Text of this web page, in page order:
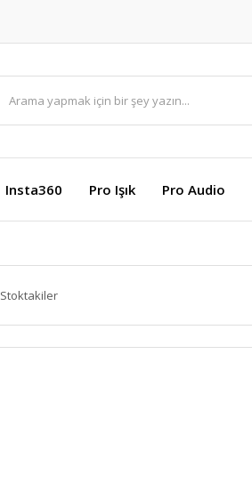
Insta360 Pro Işık Pro Audio
Stoktakiler